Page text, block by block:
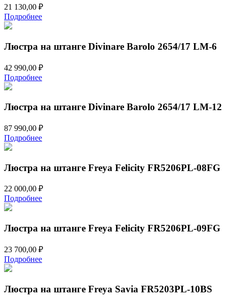
21 130,00 ₽
Подробнее
Люстра на штанге Divinare Barolo 2654/17 LM-6
42 990,00 ₽
Подробнее
Люстра на штанге Divinare Barolo 2654/17 LM-12
87 990,00 ₽
Подробнее
Люстра на штанге Freya Felicity FR5206PL-08FG
22 000,00 ₽
Подробнее
Люстра на штанге Freya Felicity FR5206PL-09FG
23 700,00 ₽
Подробнее
Люстра на штанге Freya Savia FR5203PL-10BS